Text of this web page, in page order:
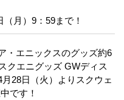
月）9：59まで！
・エニックスのグッズ約6
クエニグッズ GWディス
28日（火）よりスクウェ
です！